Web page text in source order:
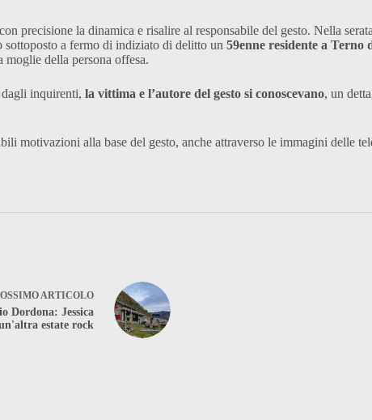
precisione la dinamica e risalire al responsabile del gesto. Nella
a fermo di indiziato di delitto un 59enne residente a Terno
moglie della persona offesa.
inquirenti, la vittima e l’autore del gesto si conoscevano, un
motivazioni alla base del gesto, anche attraverso le immagini delle
ARTICOLO
Dordona: Jessica
estate rock